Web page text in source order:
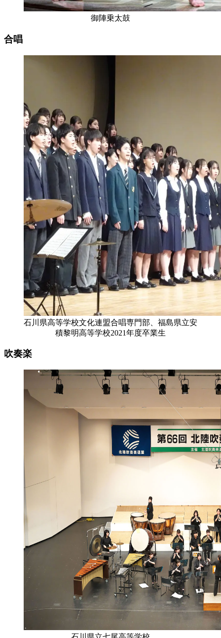
御陣乗太⿎
合唱
石川県高等学校文化連盟合唱専門部、福島県立安
積黎明高等学校2021年度卒業生
吹奏楽